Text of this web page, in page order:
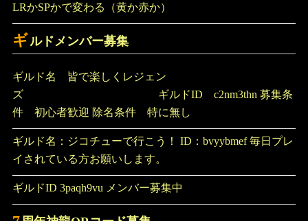
LRかSPかで変わる（黄か赤か）
ギルドメンバー募集
ギルド名 皆で楽しくレジェン
ズ ギルドID c2nm3thn 募集条
件 初心者歓迎 除名条件 特に無し
ギルド名：ジコチューで行こう！ ID：bvyybmef 毎日プレ
イされている方お願いします。
ギルドID 3paqh9vu メンバー募集中